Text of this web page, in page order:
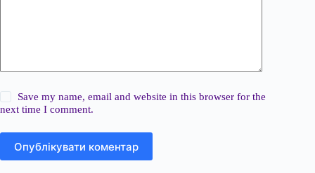
Save my name, email and website in this browser for the
next time I comment.
Опублікувати коментар